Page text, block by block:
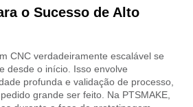
o Sucesso de Alto
CNC verdadeiramente escalável se
desde o início. Isso envolve
profunda e validação de processo,
grande ser feito. Na PTSMAKE,